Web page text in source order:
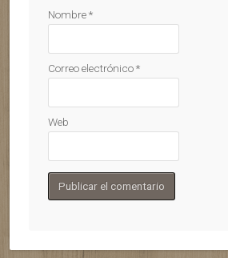
Nombre*
Correo electrónico*
Web